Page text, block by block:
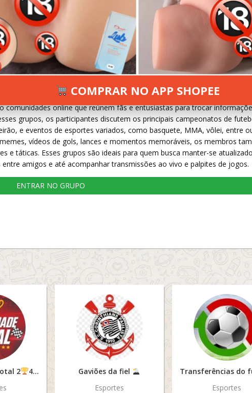
comunidades online que reúnem fãs e entusiastas para trocar
grupos, os participantes discutem os principais campeonatos de
e eventos de esportes variados, como basquete, MMA, vôlei, entre
vídeos de gols, lances e momentos memoráveis, os membros
e táticas. Esses grupos são ideais para quem busca manter-se
amigos e até acompanhar transmissões ao vivo e palpites de jogos.
ENTRAR NO GRUPO
2 4 Anos
( Fórmula 1 Automobilismo)
Gaviões da fiel
Esportes
Esportes
COMPRAR NO APP SHOPEE